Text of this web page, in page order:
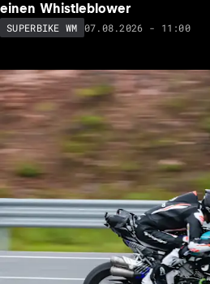
einen Whistleblower
SUPERBIKE WM 07.08.2026 - 11:00